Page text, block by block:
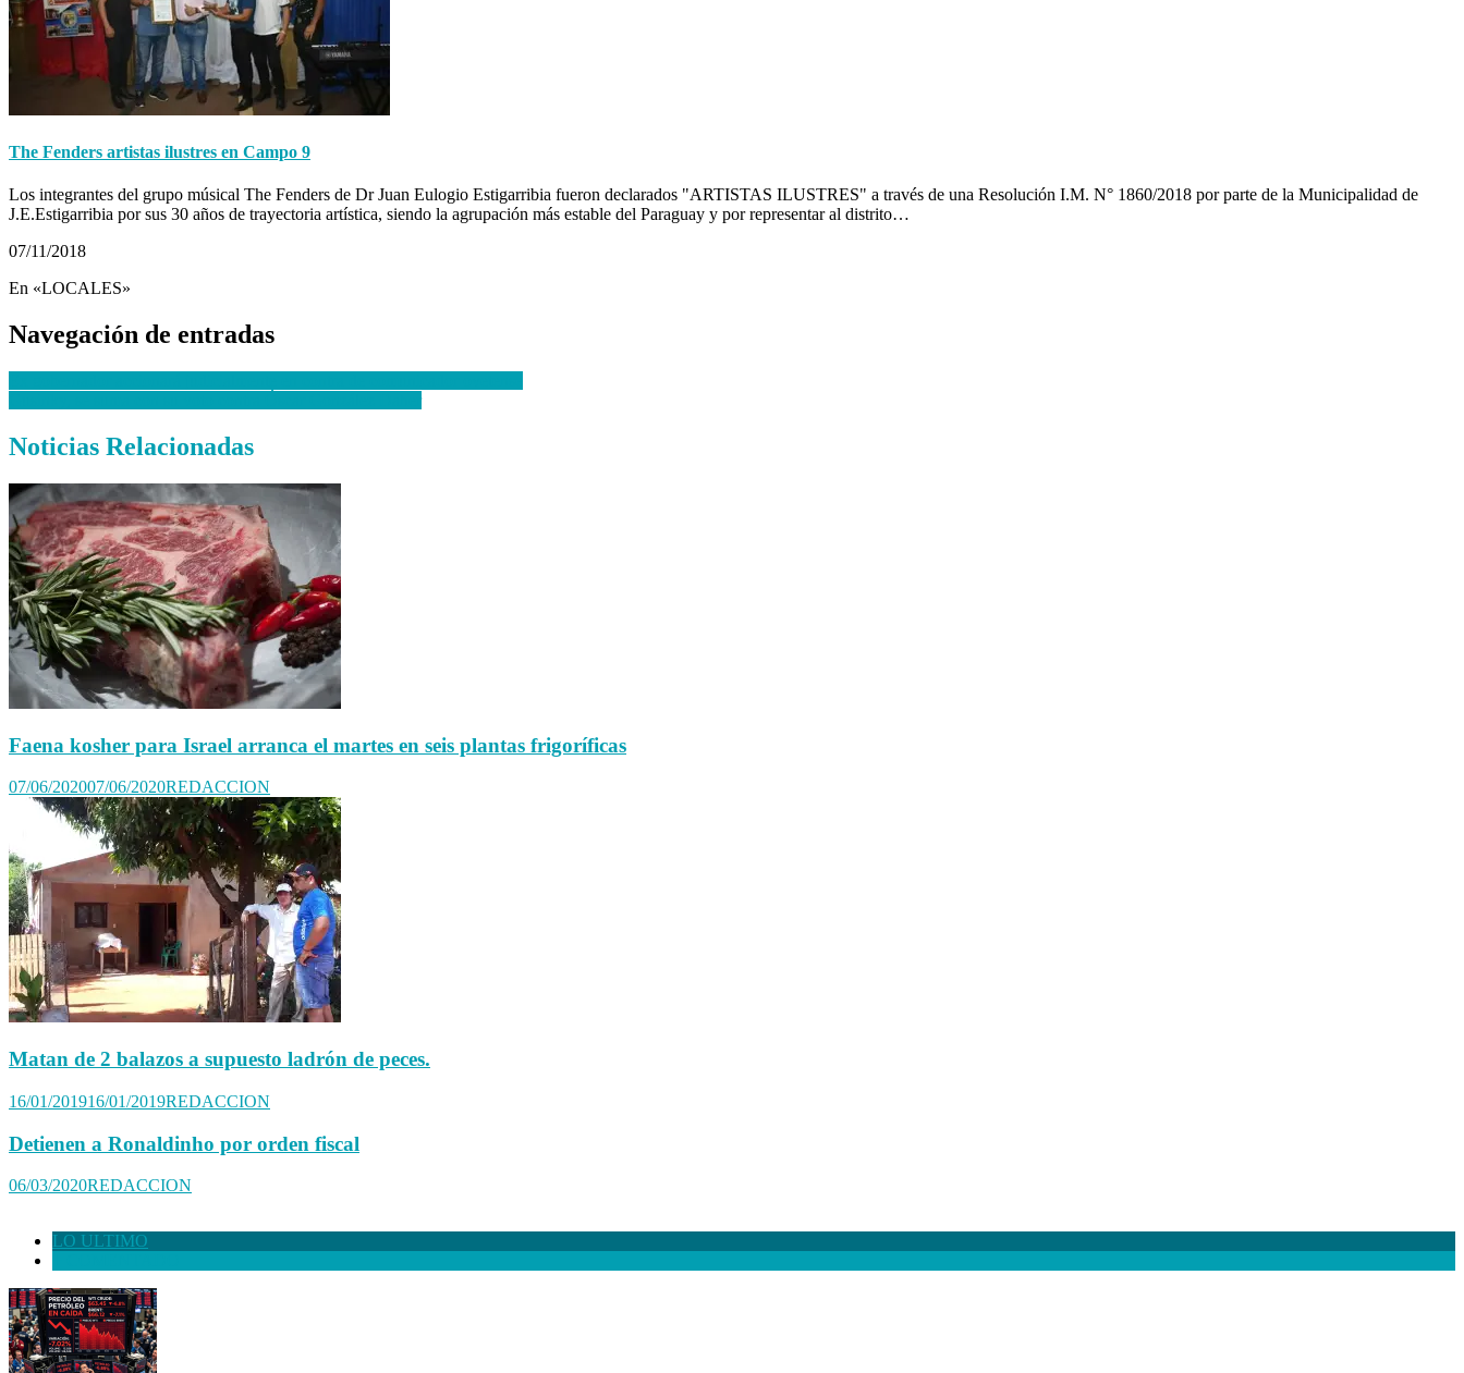
The Fenders artistas ilustres en Campo 9
Los integrantes del grupo músical The Fenders de Dr Juan Eulogio Estigarribia fueron declarados "ARTISTAS ILUSTRES" a través de una Resolución I.M. N° 1860/2018 por parte de la Municipalidad de
J.E.Estigarribia por sus 30 años de trayectoria artística, siendo la agrupación más estable del Paraguay y por representar al distrito…
07/11/2018
En «LOCALES»
Navegación de entradas
Noticias Relacionadas
Faena kosher para Israel arranca el martes en seis plantas frigoríficas
07/06/202007/06/2020REDACCION
Matan de 2 balazos a supuesto ladrón de peces.
16/01/201916/01/2019REDACCION
Detienen a Ronaldinho por orden fiscal
06/03/2020REDACCION
LO ULTIMO